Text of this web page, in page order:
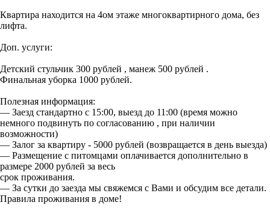
Квартира находится на 4ом этаже многоквартирного дома, без
лифта.
Доп. услуги:
Детский стульчик 300 рублей , манеж 500 рублей .
Финальная уборка 1000 рублей.
Полезная информация:
— Заезд стандартно с 15:00, выезд до 11:00 (время можно
немного подвинуть по согласованию , при наличии
возможности)
— Залог за квартиру - 5000 рублей (возвращается в день выезда)
— Размещение с питомцами оплачивается дополнительно в
размере 2000 рублей за весь
срок проживания.
— За сутки до заезда мы свяжемся с Вами и обсудим все детали.
Правила проживания в доме!